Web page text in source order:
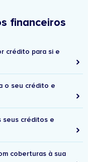
financeiros
crédito para si e
o seu crédito e
seus créditos e
coberturas à sua